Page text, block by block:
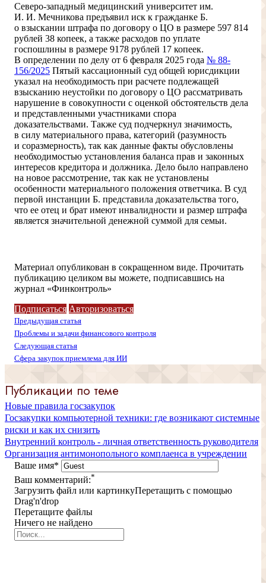
Северо-западный медицинский университет им.
И. И. Мечникова предъявил иск к гражданке Б.
о взыскании штрафа по договору о ЦО в размере 597 814
рублей 38 копеек, а также расходов по уплате
госпошлины в размере 9178 рублей 17 копеек.
В определении по делу от 6 февраля 2025 года № 88-
156/2025 Пятый кассационный суд общей юрисдикции
указал на необходимость при расчете подлежащей
взысканию неустойки по договору о ЦО рассматривать
нарушение в совокупности с оценкой обстоятельств дела
и представленными участниками спора
доказательствами. Также суд подчеркнул значимость,
в силу материального права, категорий (разумность
и соразмерность), так как данные факты обусловлены
необходимостью установления баланса прав и законных
интересов кредитора и должника. Дело было направлено
на новое рассмотрение, так как не установлены
особенности материального положения ответчика. В суд
первой инстанции Б. представила доказательства того,
что ее отец и брат имеют инвалидности и размер штрафа
является значительной денежной суммой для семьи.
Материал опубликован в сокращенном виде. Прочитать
публикацию целиком вы можете, подписавшись на
журнал «Финконтроль»
Подписаться Авторизоваться
Предыдущая статья
Проблемы и задачи финансового контроля
Следующая статья
Сфера закупок приемлема для ИИ
Публикации по теме
Новые правила госзакупок
Госзакупки компьютерной техники: где возникают системные
риски и как их снизить
Внутренний контроль - личная ответственность руководителя
Организация антимонопольного комплаенса в учреждении
Ваше имя*
Ваш комментарий:*
Загрузить файл или картинкуПеретащить с помощью
Drag'n'drop
Перетащите файлы
Ничего не найдено